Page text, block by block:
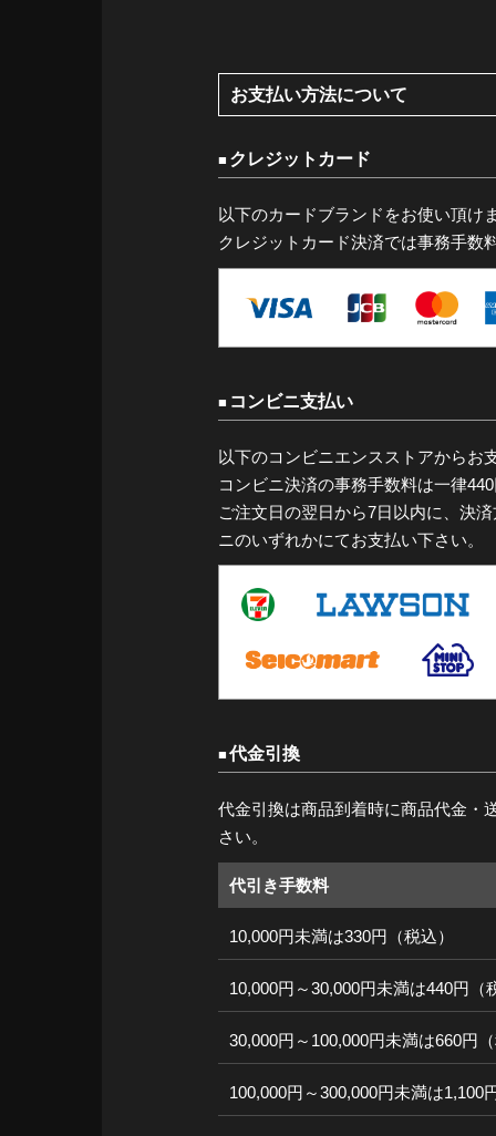
お支払い方法について
クレジットカード
以下のカードブランドをお使い頂け
クレジットカード決済では事務手数
コンビニ支払い
以下のコンビニエンスストアからお
コンビニ決済の事務手数料は一律
ご注文日の翌日から7日以内に、決
ニのいずれかにてお支払い下さい。
代金引換
代金引換は商品到着時に商品代金・
さい。
代引き手数料
10,000円未満は330円（税込）
10,000円～30,000円未満は440円（
30,000円～100,000円未満は660円
100,000円～300,000円未満は1,100